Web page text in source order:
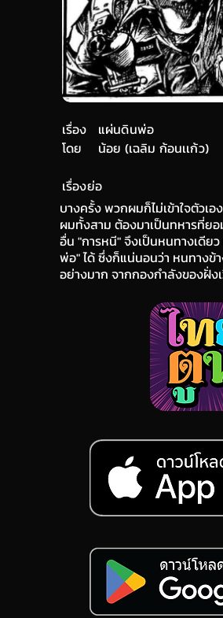
เรื่อง
โดย
แผ่นดินพ่อ
น้อย (เฉลิม ก้อนเเก้ว)
เรื่องย่อ
บางครั้ง พวกผมก็ไม่เข้าใจตัวเ
ผมทั้งสาม ต้องมาเป็นทหารที่ย
อื่น "การหนี" จึงเป็นหนทางเดีย
พ่อ" ได้ ซึ่งก็แน่นอนว่า หนทางข้
อย่างมาก จากกองกำลังของฝั่ง